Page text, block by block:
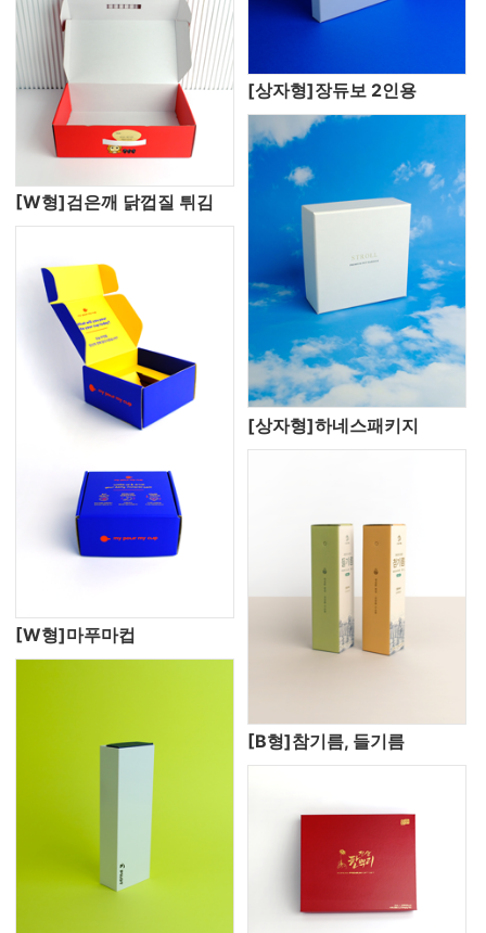
[W형]검은깨 닭껍질 튀김
[상자형]장듀보 2인용
[W형]마푸마컵
[상자형]하네스패키지
[B형]참기름, 들기름